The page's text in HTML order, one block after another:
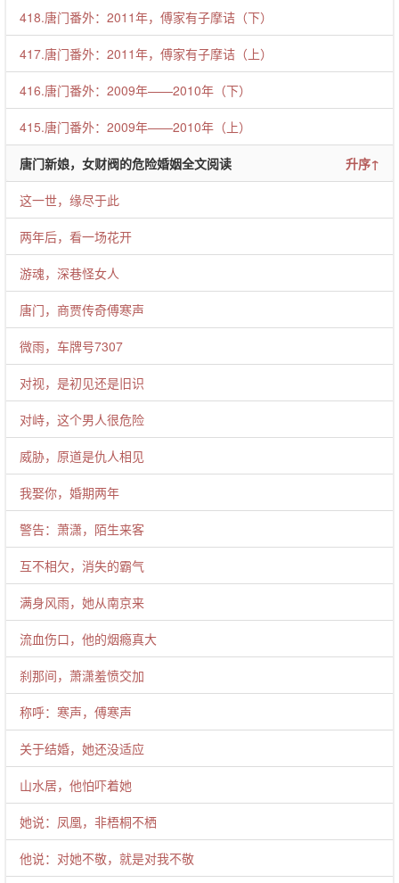
418.唐门番外：2011年，傅家有子摩诘（下）
417.唐门番外：2011年，傅家有子摩诘（上）
416.唐门番外：2009年——2010年（下）
415.唐门番外：2009年——2010年（上）
唐门新娘，女财阀的危险婚姻全文阅读 升序↑
这一世，缘尽于此
两年后，看一场花开
游魂，深巷怪女人
唐门，商贾传奇傅寒声
微雨，车牌号7307
对视，是初见还是旧识
对峙，这个男人很危险
威胁，原道是仇人相见
我娶你，婚期两年
警告：萧潇，陌生来客
互不相欠，消失的霸气
满身风雨，她从南京来
流血伤口，他的烟瘾真大
刹那间，萧潇羞愤交加
称呼：寒声，傅寒声
关于结婚，她还没适应
山水居，他怕吓着她
她说：凤凰，非梧桐不栖
他说：对她不敬，就是对我不敬